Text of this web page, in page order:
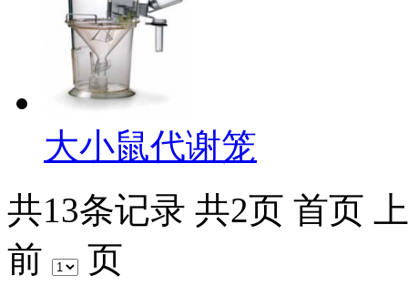
大小鼠代谢笼
共13条记录 共2页 首页
前
页